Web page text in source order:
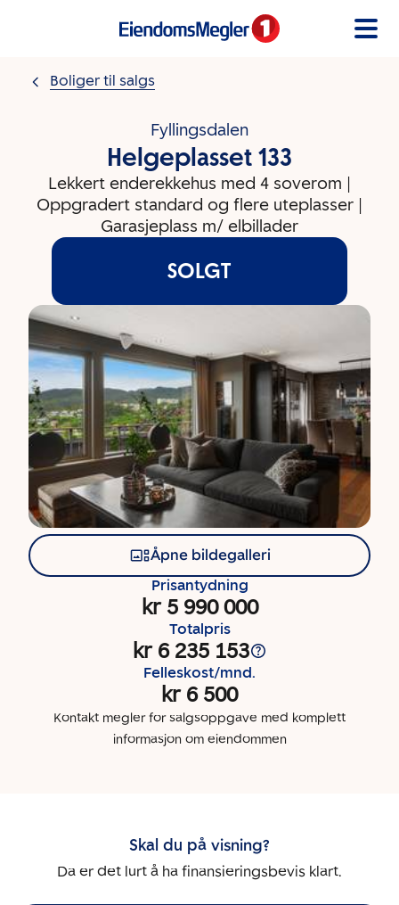
Boliger til salgs
Fyllingsdalen
Helgeplasset 133
Lekkert enderekkehus med 4 soverom |
Oppgradert standard og flere uteplasser |
Garasjeplass m/ elbillader
SOLGT
Åpne bildegalleri
Prisantydning
kr 5 990 000
Totalpris
kr 6 235 153
Felleskost/mnd.
kr 6 500
Kontakt megler for salgsoppgave med komplett
informasjon om eiendommen
Skal du på visning?
Da er det lurt å ha finansieringsbevis klart.